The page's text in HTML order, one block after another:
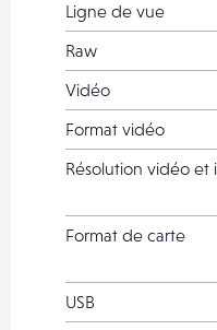
Ligne de vue
Raw
Vidéo
Format vidéo
Résolution vidéo et
Format de carte
USB